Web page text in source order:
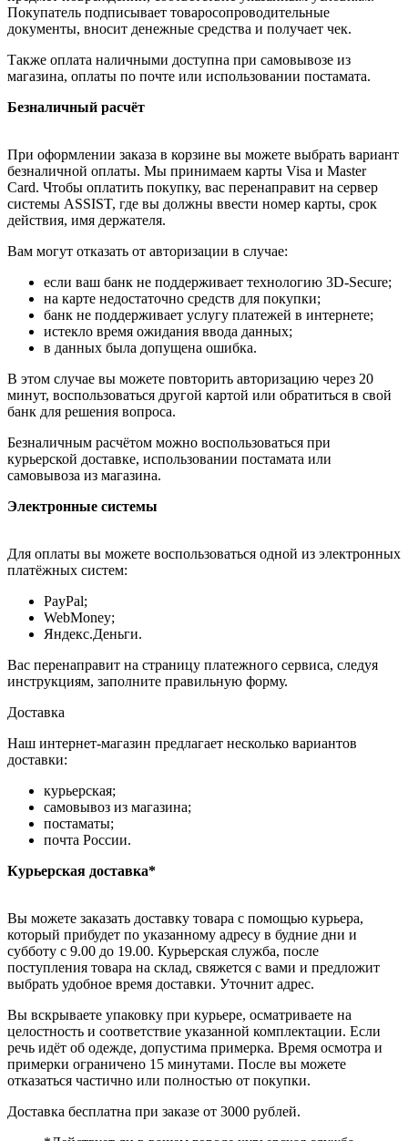
Покупатель подписывает товаросопроводительные
документы, вносит денежные средства и получает чек.
Также оплата наличными доступна при самовывозе из
магазина, оплаты по почте или использовании постамата.
Безналичный расчёт
При оформлении заказа в корзине вы можете выбрать вариант
безналичной оплаты. Мы принимаем карты Visa и Master
Card. Чтобы оплатить покупку, вас перенаправит на сервер
системы ASSIST, где вы должны ввести номер карты, срок
действия, имя держателя.
Вам могут отказать от авторизации в случае:
если ваш банк не поддерживает технологию 3D-Secure;
на карте недостаточно средств для покупки;
банк не поддерживает услугу платежей в интернете;
истекло время ожидания ввода данных;
в данных была допущена ошибка.
В этом случае вы можете повторить авторизацию через 20
минут, воспользоваться другой картой или обратиться в свой
банк для решения вопроса.
Безналичным расчётом можно воспользоваться при
курьерской доставке, использовании постамата или
самовывоза из магазина.
Электронные системы
Для оплаты вы можете воспользоваться одной из электронных
платёжных систем:
PayPal;
WebMoney;
Яндекс.Деньги.
Вас перенаправит на страницу платежного сервиса, следуя
инструкциям, заполните правильную форму.
Доставка
Наш интернет-магазин предлагает несколько вариантов
доставки:
курьерская;
самовывоз из магазина;
постаматы;
почта России.
Курьерская доставка*
Вы можете заказать доставку товара с помощью курьера,
который прибудет по указанному адресу в будние дни и
субботу с 9.00 до 19.00. Курьерская служба, после
поступления товара на склад, свяжется с вами и предложит
выбрать удобное время доставки. Уточнит адрес.
Вы вскрываете упаковку при курьере, осматриваете на
целостность и соответствие указанной комплектации. Если
речь идёт об одежде, допустима примерка. Время осмотра и
примерки ограничено 15 минутами. После вы можете
отказаться частично или полностью от покупки.
Доставка бесплатна при заказе от 3000 рублей.